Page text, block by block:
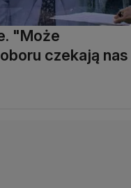
"Może
czekają nas